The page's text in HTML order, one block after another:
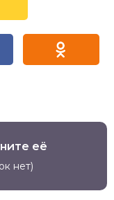
её
нет)